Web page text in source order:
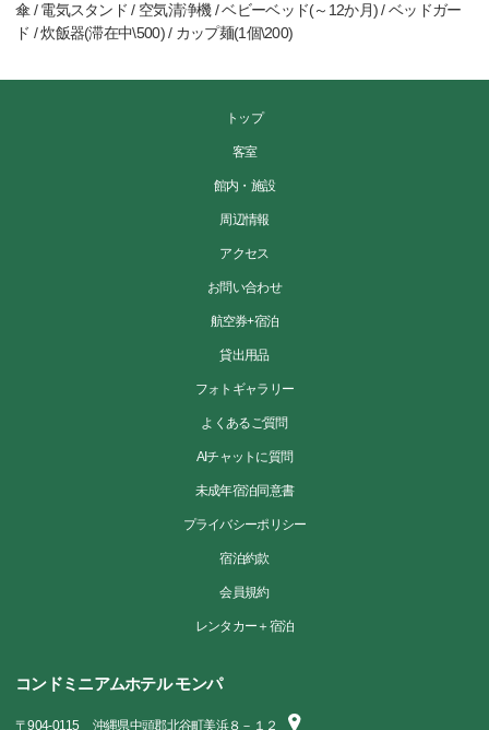
傘 / 電気スタンド / 空気清浄機 / ベビーベッド(～12か月) / ベッドガー
ド / 炊飯器(滞在中\500) / カップ麺(1個\200)
トップ
客室
館内・施設
周辺情報
アクセス
お問い合わせ
航空券+宿泊
貸出用品
フォトギャラリー
よくあるご質問
AIチャットに質問
未成年宿泊同意書
プライバシーポリシー
宿泊約款
会員規約
レンタカー＋宿泊
コンドミニアムホテル モンパ
〒904-0115 沖縄県中頭郡北谷町美浜８－１２